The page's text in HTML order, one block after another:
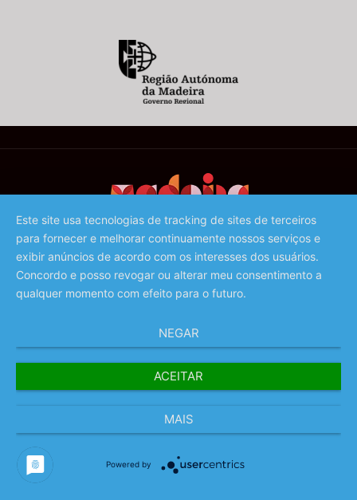
©️ 2023 - Associação de Promoção da Madeira
Este site usa tecnologias de tracking de sites de terceiros
para fornecer e melhorar continuamente nossos serviços e
exibir anúncios de acordo com os interesses dos usuários.
Concordo e posso revogar ou alterar meu consentimento a
qualquer momento com efeito para o futuro.
NEGAR
ACEITAR
MAIS
Powered by